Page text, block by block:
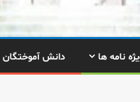
نامه ها دانش آموختگان